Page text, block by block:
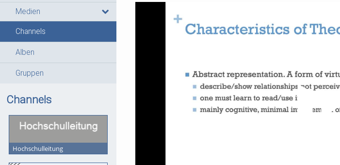
Medien
Channels
Alben
Gruppen
Channels
Hochschulleitung